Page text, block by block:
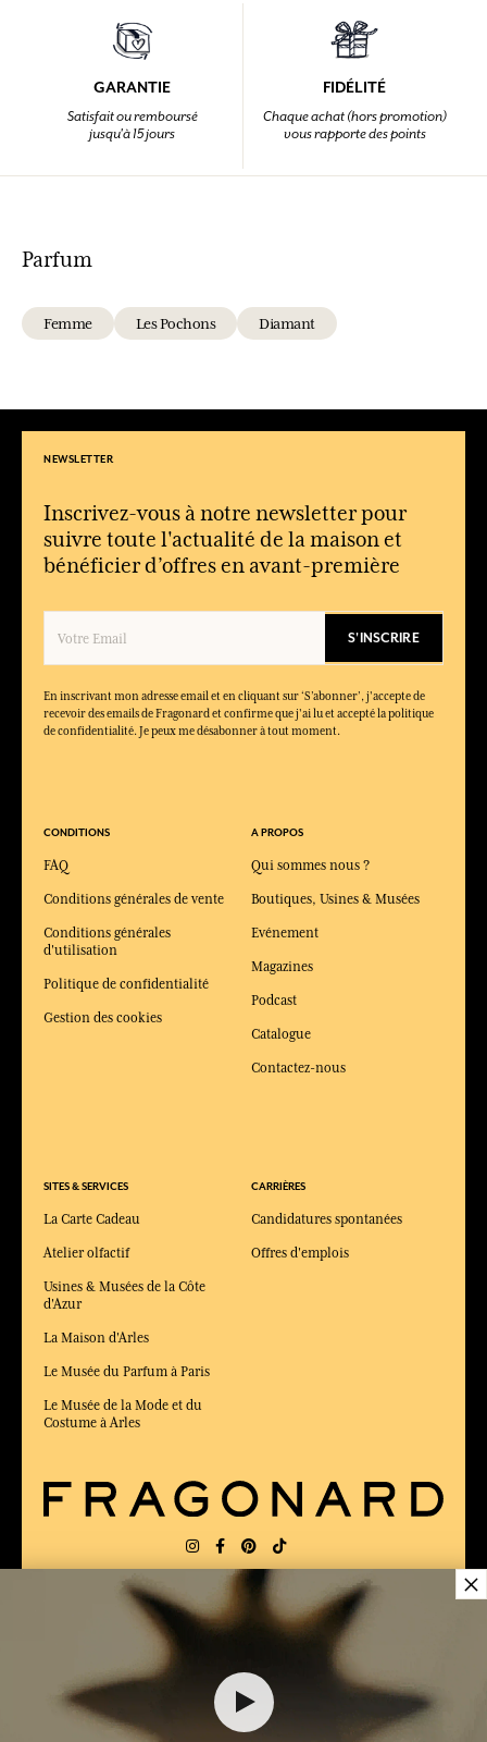
GARANTIE
Satisfait ou remboursé
jusqu'à 15 jours
FIDÉLITÉ
Chaque achat (hors promotion)
vous rapporte des points
Parfum
Femme Les Pochons Diamant
NEWSLETTER
Inscrivez-vous à notre newsletter pour
suivre toute l'actualité de la maison et
bénéficier d’offres en avant-première
S'INSCRIRE
En inscrivant mon adresse email et en cliquant sur ‘S’abonner’, j'accepte de
recevoir des emails de Fragonard et confirme que j'ai lu et accepté la politique
de confidentialité. Je peux me désabonner à tout moment.
CONDITIONS
FAQ
Conditions générales de vente
Conditions générales
d'utilisation
Politique de confidentialité
Gestion des cookies
SITES & SERVICES
La Carte Cadeau
Atelier olfactif
Usines & Musées de la Côte
d'Azur
La Maison d'Arles
Le Musée du Parfum à Paris
Le Musée de la Mode et du
Costume à Arles
A PROPOS
Qui sommes nous ?
Boutiques, Usines & Musées
Evénement
Magazines
Podcast
Catalogue
Contactez-nous
CARRIÈRES
Candidatures spontanées
Offres d'emplois
US LANGUE: FR
×